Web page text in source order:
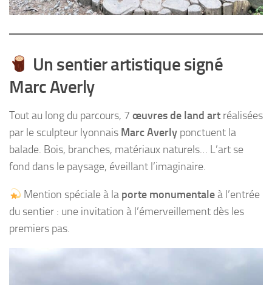
Un sentier artistique signé
Marc Averly
Tout au long du parcours, 7 œuvres de land art réalisées
par le sculpteur lyonnais Marc Averly ponctuent la
balade. Bois, branches, matériaux naturels… L’art se
fond dans le paysage, éveillant l’imaginaire.
Mention spéciale à la porte monumentaleà l’entrée
du sentier : une invitation à l’émerveillement dès les
premiers pas.